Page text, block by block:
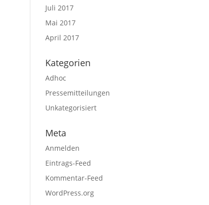
Juli 2017
Mai 2017
April 2017
Kategorien
Adhoc
Pressemitteilungen
Unkategorisiert
Meta
Anmelden
Eintrags-Feed
Kommentar-Feed
WordPress.org